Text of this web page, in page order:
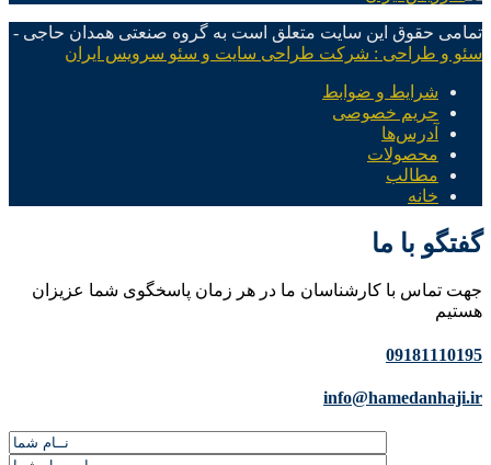
تمامی حقوق این سایت متعلق است به گروه صنعتی همدان حاجی -
سئو و طراحی : شرکت طراحی سایت و سئو سرویس ایران
شرایط و ضوابط
حریم خصوصی
آدرس‌ها
محصولات
مطالب
خانه
گفتگو با ما
جهت تماس با کارشناسان ما در هر زمان پاسخگوی شما عزیزان
هستیم
09181110195
info@hamedanhaji.ir